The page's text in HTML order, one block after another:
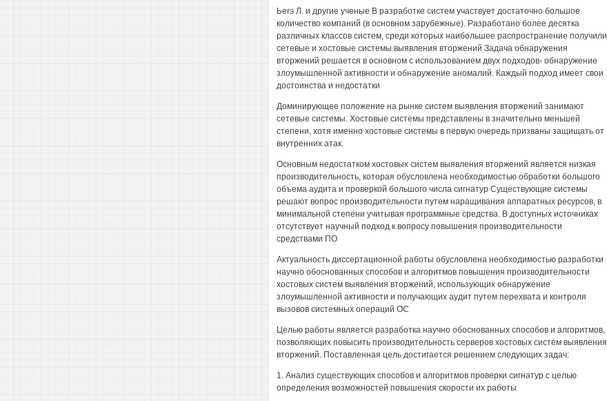
Ьегэ Л. и другие ученые В разработке систем участвует достаточно большое
количество компаний (в основном зарубежные). Разработано более десятка
различных классов систем, среди которых наибольшее распространение получили
сетевые и хостовые системы выявления вторжений Задача обнаружения
вторжений решается в основном с использованием двух подходов- обнаружение
злоумышленной активности и обнаружение аномалий. Каждый подход имеет свои
достоинства и недостатки
Доминирующее положение на рынке систем выявления вторжений занимают
сетевые системы. Хостовые системы представлены в значительно меньшей
степени, хотя именно хостовые системы в первую очередь призваны защищать от
внутренних атак.
Основным недостатком хостовых систем выявления вторжений является низкая
производительность, которая обусловлена необходимостью обработки большого
объема аудита и проверкой большого числа сигнатур Существующие системы
решают вопрос производительности путем наращивания аппаратных ресурсов, в
минимальной степени учитывая программные средства. В доступных источниках
отсутствует научный подход к вопросу повышения производительности
средствами ПО
Актуальность диссертационной работы обусловлена необходимостью разработки
научно обоснованных способов и алгоритмов повышения производительности
хостовых систем выявления вторжений, использующих обнаружение
злоумышленной активности и получающих аудит путем перехвата и контроля
вызовов системных операций ОС
Целью работы является разработка научно обоснованных способов и алгоритмов,
позволяющих повысить производительность серверов хостовых систем выявления
вторжений. Поставленная цель достигается решением следующих задач:
1. Анализ существующих способов и алгоритмов проверки сигнатур с целью
определения возможностей повышения скорости их работы